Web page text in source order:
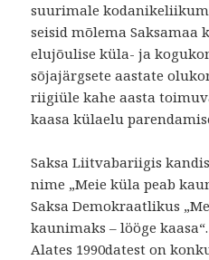
suurimale
seisid mõlema
elujõulise küla- ja
sõjajärgsete aastate
riigiüle kahe aasta
kaasa külaelu
Saksa Liitvabariigis
nime „Meie küla peab
Saksa Demokraatlikus
kaunimaks – lööge kaasa“.
Alates 1990datest on